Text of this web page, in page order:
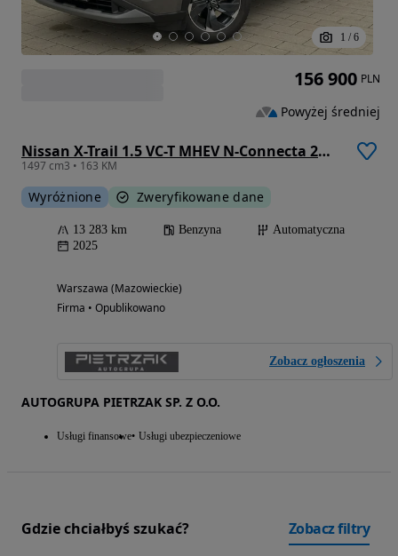
1 / 6
Nissan X-Trail 1.5 VC-T MHEV N-Connecta 2WD Xtronic 7os
1497 cm3 • 163 KM
Wyróżnione Zweryfikowane dane
13 283 km Benzyna
Automatyczna
2025
Warszawa (Mazowieckie)
Firma • Opublikowano
Zobacz ogłoszenia
AUTOGRUPA PIETRZAK SP. Z O.O.
Usługi finansowe Usługi ubezpieczeniowe
156 900 PLN
Powyżej średniej
Gdzie chciałbyś szukać? Zobacz filtry